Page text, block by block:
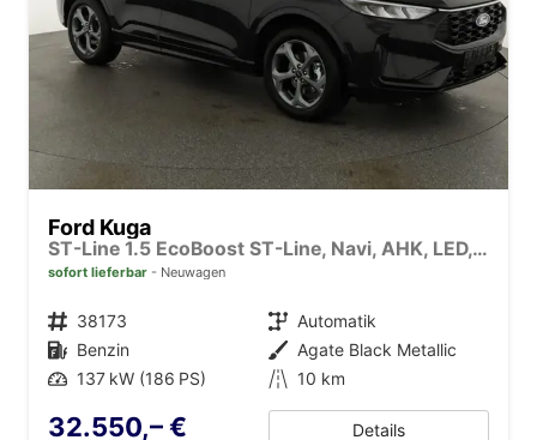
Ford Kuga
ST-Line 1.5 EcoBoost ST-Line, Navi, AHK, LED, Kamera, Winter, FS beheizbar, 5 J.-Garantie
sofort lieferbar Neuwagen
Fahrzeugnr. 38173 Getriebe Automatik
Kraftstoff Benzin Außenfarbe Agate Black Metallic
Leistung 137 kW (186 PS) Kilometerstand 10 km
32.550,– € Details